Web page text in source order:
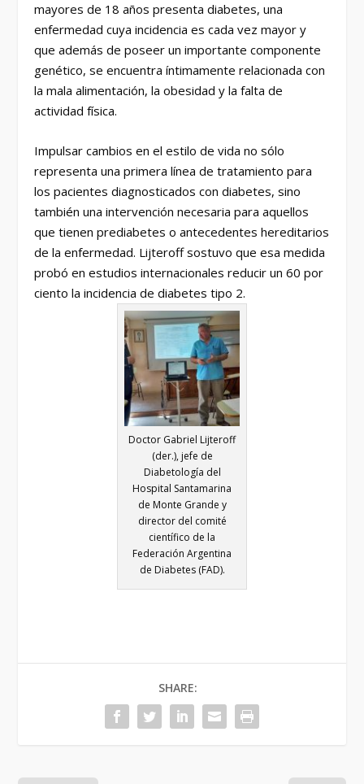
mayores de 18 años presenta diabetes, una
enfermedad cuya incidencia es cada vez mayor y
que además de poseer un importante componente
genético, se encuentra íntimamente relacionada con
la mala alimentación, la obesidad y la falta de
actividad física.
Impulsar cambios en el estilo de vida no sólo
representa una primera línea de tratamiento para
los pacientes diagnosticados con diabetes, sino
también una intervención necesaria para aquellos
que tienen prediabetes o antecedentes hereditarios
de la enfermedad. Lijteroff sostuvo que esa medida
probó en estudios internacionales reducir un 60 por
ciento la incidencia de diabetes tipo 2.
Doctor Gabriel Lijteroff
(der.), jefe de
Diabetología del
Hospital Santamarina
de Monte Grande y
director del comité
científico de la
Federación Argentina
de Diabetes (FAD).
SHARE: